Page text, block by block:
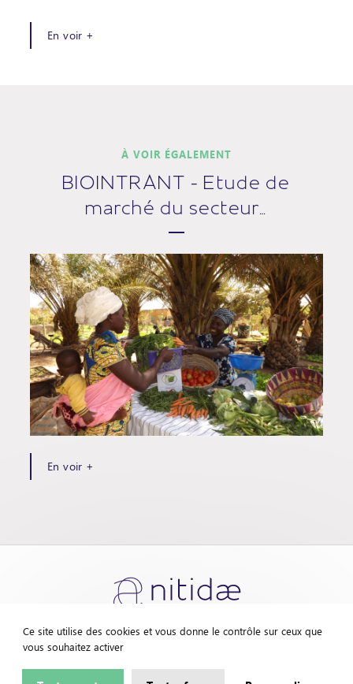
En voir +
À VOIR ÉGALEMENT
BIOINTRANT - Etude de
marché du secteur…
En voir +
Contactez-nous Mentions légales
Ce site utilise des cookies et vous donne le contrôle sur ceux que
vous souhaitez activer